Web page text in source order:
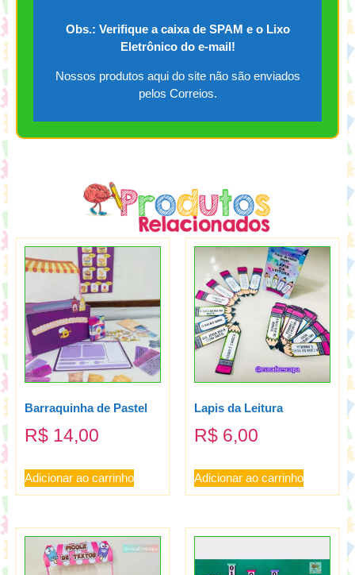
Obs.: Verifique a caixa de SPAM e o Lixo
Eletrônico do e-mail!
Nossos produtos aqui do site não são enviados
pelos Correios.
Barraquinha de Pastel
R$ 14,00
Adicionar ao carrinho
Lapis da Leitura
R$ 6,00
Adicionar ao carrinho